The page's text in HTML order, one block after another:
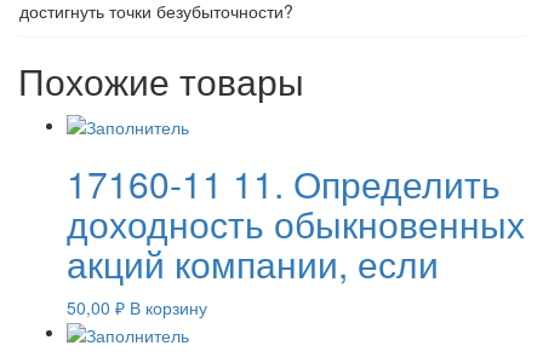
достигнуть точки безубыточности?
Похожие товары
17160-11 11. Определить
доходность обыкновенных
акций компании, если
50,00 ₽ В корзину